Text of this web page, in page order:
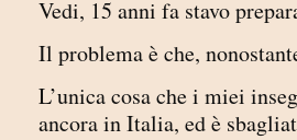
Vedi, 15 anni fa stavo
Il problema è che,
L’unica cosa che i miei
ancora in Italia, ed è